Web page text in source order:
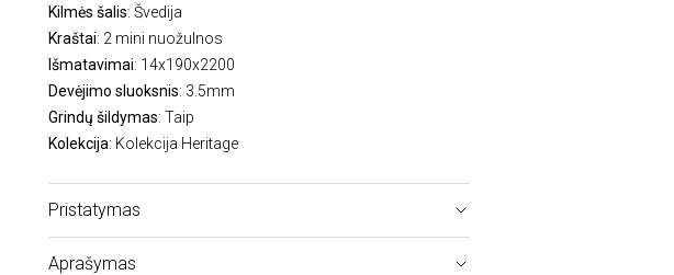
Kilmės šalis: Švedija
Kraštai: 2 mini nuožulnos
Išmatavimai: 14x190x2200
Devėjimo sluoksnis: 3.5mm
Grindų šildymas: Taip
Kolekcija: Kolekcija Heritage
Pristatymas
Aprašymas